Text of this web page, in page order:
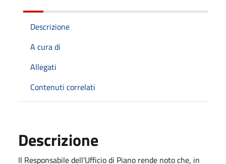
Descrizione
A cura di
Allegati
Contenuti correlati
Descrizione
Il Responsabile dell'Ufficio di Piano rende noto che, in